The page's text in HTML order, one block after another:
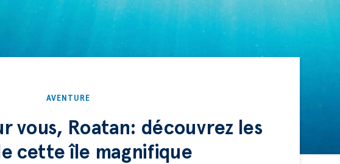
AVENTURE
vous, Roatan: découvrez les
cette île magnifique